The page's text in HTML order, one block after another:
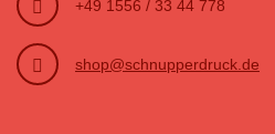
+49 1556 / 33 44 778
shop@schnupperdruck.de